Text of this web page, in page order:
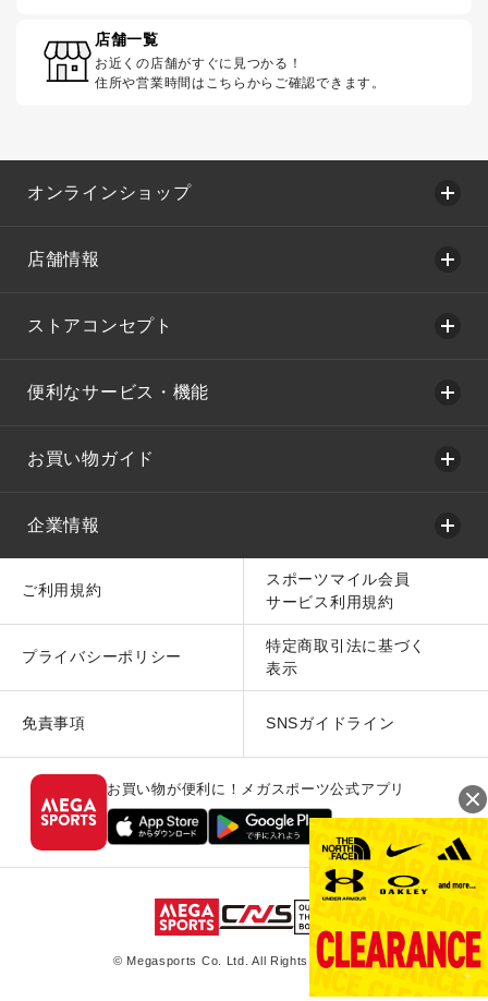
店舗一覧
お近くの店舗がすぐに見つかる！
住所や営業時間はこちらからご確認できます。
オンラインショップ
店舗情報
ストアコンセプト
便利なサービス・機能
お買い物ガイド
企業情報
ご利用規約
スポーツマイル会員
サービス利用規約
プライバシーポリシー
特定商取引法に基づく
表示
免責事項 SNSガイドライン
お買い物が便利に！メガスポーツ公式アプリ
© Megasports Co. Ltd. All Rights Reserved.